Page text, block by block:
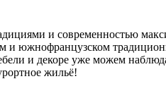
и современностью
и южнофранцузском
и декоре уже можем
жильё!